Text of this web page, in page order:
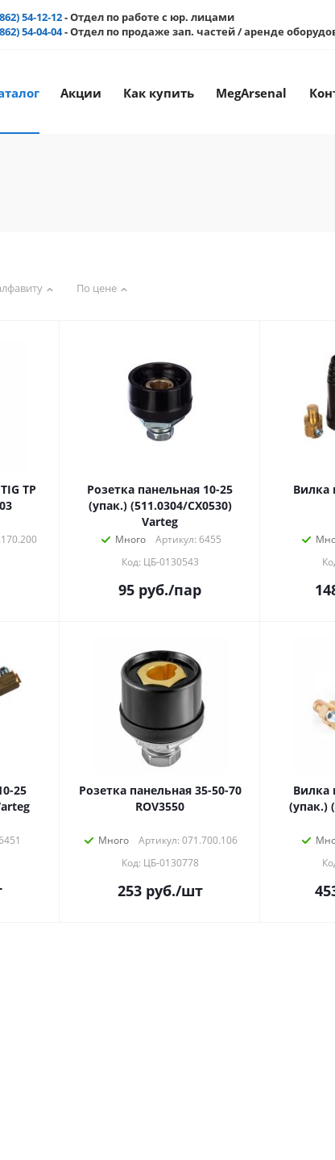
54-12-12- Отдел по работе с юр. лицами
54-04-04- Отдел по продаже зап. частей / аренде
Акции Как купить MegArsenal
По цене
TP
Розетка панельная 10-25
(упак.) (511.0304/СХ0530)
Varteg
Много
Артикул: 6455
Код: ЦБ-0130543
95 руб./пар
Вилка
25
Розетка панельная 35-50-70
ROV3550
Много
Артикул: 071.700.106
Код: ЦБ-0130778
253руб./шт
Вилка
(упак.)